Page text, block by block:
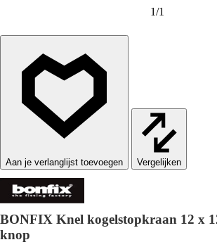
1/1
Vergelijken
BONFIX Knel kogelstopkraan 12 x
knop